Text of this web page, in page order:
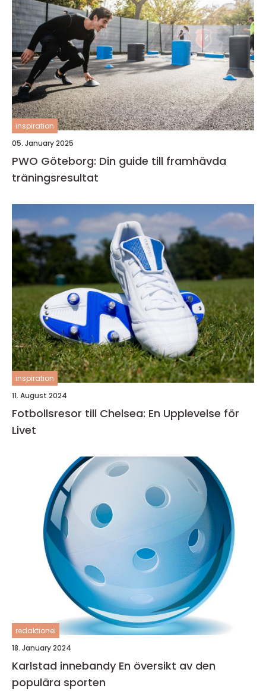
inspiration
05. January 2025
PWO Göteborg: Din guide till framhävda
träningsresultat
inspiration
11. August 2024
Fotbollsresor till Chelsea: En Upplevelse för
Livet
redaktionel
18. January 2024
Karlstad innebandy En översikt av den
populära sporten